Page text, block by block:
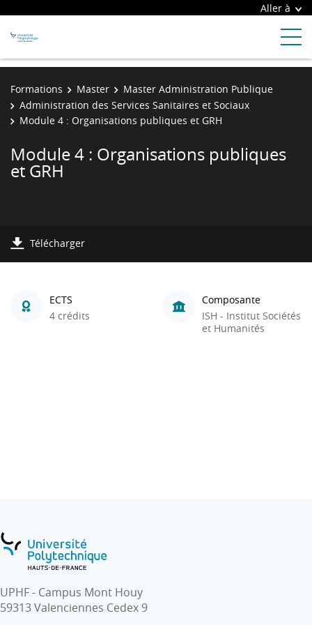
Aller à
Formations Master
Master Administration Publique
Administration des Services Sanitaires et Sociaux
Module 4 : Organisations publiques et GRH
Module 4 : Organisations publiques
et GRH
Télécharger
ECTS
4 crédits
Composante
ISH - Institut Sociétés
et Humanités
UPHF - Campus Mont Houy
59313 Valenciennes Cedex 9